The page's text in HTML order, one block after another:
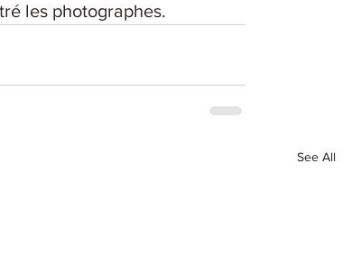
les photographes.
See All